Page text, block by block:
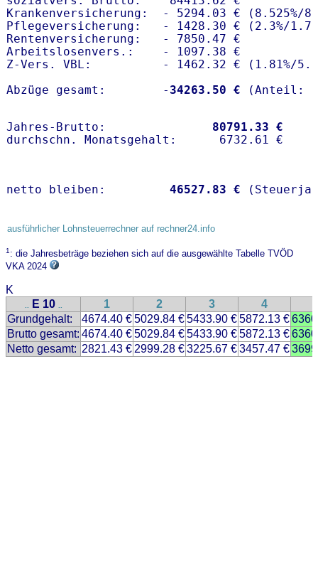
Krankenversicherung:  - 5294.03 € (8.525%/
Pflegeversicherung:   - 1428.30 € (2.3%/
Rentenversicherung:   - 7850.47 €
Arbeitslosenvers.:    - 1097.38 €
Z-Vers. VBL:          - 1462.32 € ( 1.81%/
Abzüge gesamt:        - 34263.50 €
Jahres-Brutto: 80791.33 €
netto bleiben: 46527.83 €
ausführlicher Lohnsteuerrechner auf rechner24.info
1: die Jahresbeträge beziehen sich auf die ausgewählte Tabelle TVÖD
VKA 2024
K
.. E 10 .. 1 2 3 4
Grundgehalt:
4674.40 €5029.84 €5433.90 €5872.13 €
Brutto gesamt: 4674.40 €5029.84 €5433.90 €5872.13 €
Netto gesamt: 2821.43 € 2999.28 €3225.67 €3457.47 €